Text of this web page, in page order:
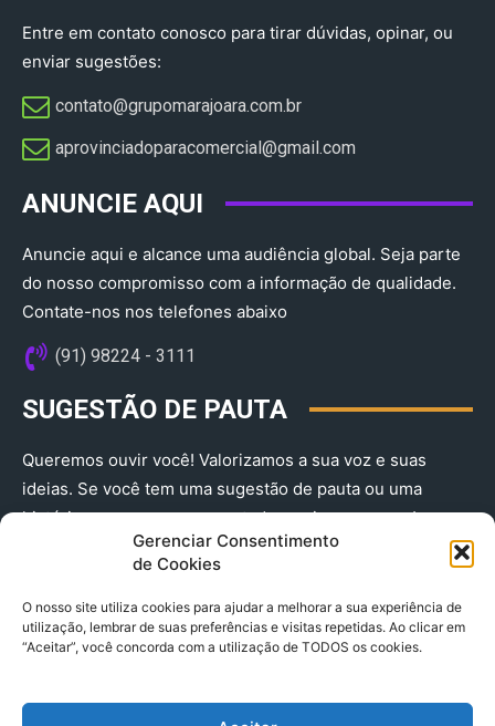
Gerenciar Consentimento
de Cookies
O nosso site utiliza cookies para ajudar a melhorar a sua experiência de
utilização, lembrar de suas preferências e visitas repetidas. Ao clicar em
“Aceitar”, você concorda com a utilização de TODOS os cookies.
Entre em contato conosco para tirar dúvidas, opinar, ou
enviar sugestões:
contato@grupomarajoara.com.br
aprovinciadoparacomercial@gmail.com​
ANUNCIE AQUI
Anuncie aqui e alcance uma audiência global. Seja parte
do nosso compromisso com a informação de qualidade.
Contate-nos nos telefones abaixo
(91) 98224 - 3111
SUGESTÃO DE PAUTA
Queremos ouvir você! Valorizamos a sua voz e suas
ideias. Se você tem uma sugestão de pauta ou uma
história que merece ser contada, envie-nos agora!
(91) 98224 - 3111